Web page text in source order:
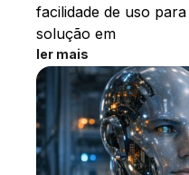
facilidade de uso
solução em
ler mais